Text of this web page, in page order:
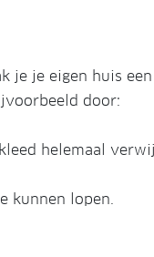
je je eigen huis
door:
helemaal
kunnen lopen.